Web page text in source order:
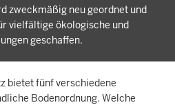
zweckmäßig neu geordnet und
vielfältige ökologische und
geschaffen.
bietet fünf verschiedene
Bodenordnung. Welche